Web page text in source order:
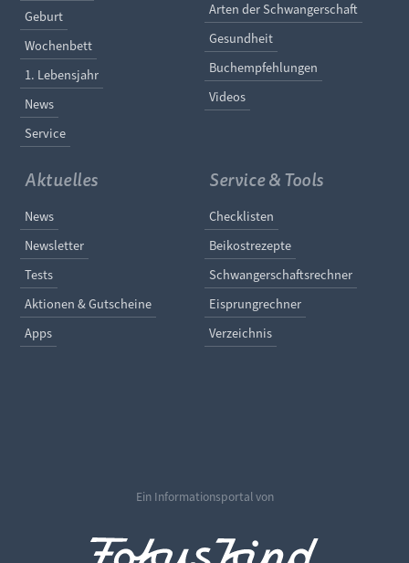
Geburt
Wochenbett
1. Lebensjahr
News
Service
Arten der Schwangerschaft
Gesundheit
Buchempfehlungen
Videos
Aktuelles
Navigation überspringen
News
Newsletter
Tests
Aktionen & Gutscheine
Apps
Service & Tools
Navigation
Checklisten
Beikostrezepte
Schwangerschaftsrechner
Eisprungrechner
Verzeichnis
Ein Informationsportal von